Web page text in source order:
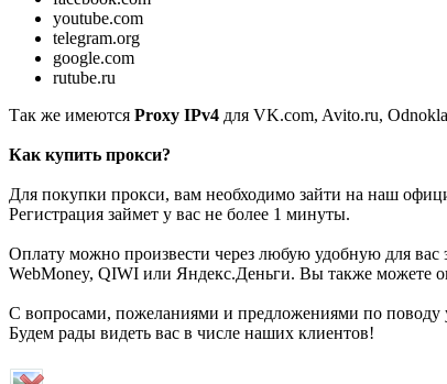
youtube.com
telegram.org
google.com
rutube.ru
Так же имеются Proxy IPv4 для VK.com, Avito.ru,
Как купить прокси?
Для покупки прокси, вам необходимо зайти на наш
Регистрация займет у вас не более 1 минуты.
Оплату можно произвести через любую удобную для
WebMoney, QIWI или Яндекс.Деньги. Вы также можете
С вопросами, пожеланиями и предложениями по
Будем рады видеть вас в числе наших клиентов!